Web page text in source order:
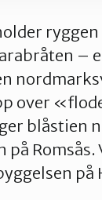
–
over
blåstien
på